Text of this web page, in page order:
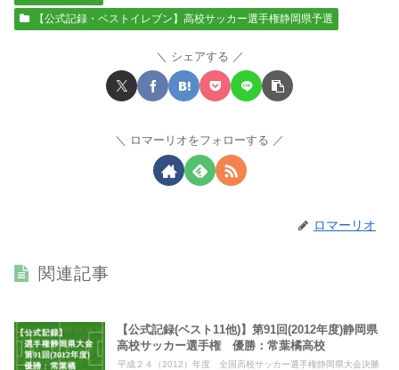
【公式記録・ベストイレブン】高校サッカー選手権静岡県予選
シェアする
ロマーリオをフォローする
ロマーリオ
関連記事
【公式記録(ベスト11他)】第91回(2012年度)静岡県
高校サッカー選手権 優勝：常葉橘高校
平成２４（2012）年度 全国高校サッカー選手権静岡県大会決勝